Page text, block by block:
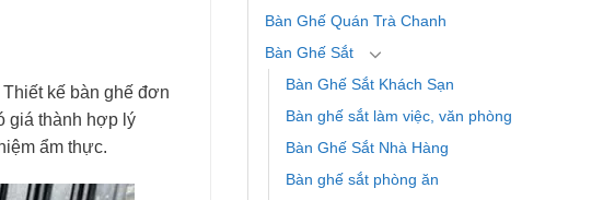
kế bàn ghế đơn
giá thành hợp lý
ẩm thực.
Bàn Ghế Quán Trà Chanh
Bàn Ghế Sắt
Bàn Ghế Sắt Khách Sạn
Bàn ghế sắt làm việc, văn phòng
Bàn Ghế Sắt Nhà Hàng
Bàn ghế sắt phòng ăn